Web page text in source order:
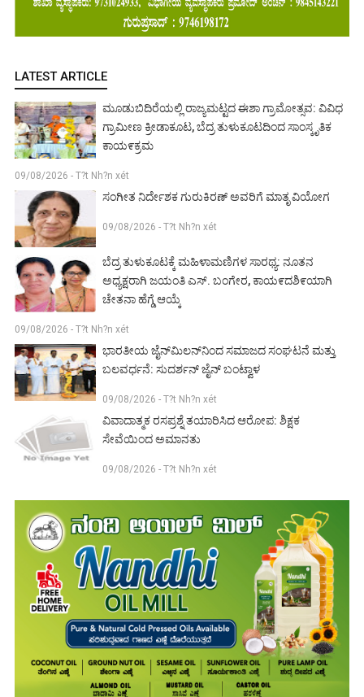
LATEST ARTICLE
ಮೂಡುಬಿದಿರೆಯಲ್ಲಿ ರಾಜ್ಯಮಟ್ಟದ ಈಶಾ ಗ್ರಾಮೋತ್ಸವ: ವಿವಿಧ
ಗ್ರಾಮೀಣ ಕ್ರೀಡಾಕೂಟ, ಬೆದ್ರ ತುಳುಕೂಟದಿಂದ ಸಾಂಸ್ಕೃತಿಕ
ಕಾಯ೯ಕ್ರಮ
09/08/2026 - T?t Nh?n xét
ಸಂಗೀತ ನಿರ್ದೇಶಕ ಗುರುಕಿರಣ್ ಅವರಿಗೆ ಮಾತೃ ವಿಯೋಗ
09/08/2026 - T?t Nh?n xét
ಬೆದ್ರ ತುಳುಕೂಟಕ್ಕೆ ಮಹಿಳಾಮಣಿಗಳ ಸಾರಥ್ಯ: ನೂತನ
ಅಧ್ಯಕ್ಷರಾಗಿ ಜಯಂತಿ ಎಸ್. ಬಂಗೇರ, ಕಾಯ೯ದಶಿ೯ಯಾಗಿ
ಚೇತನಾ ಹೆಗ್ಡೆ ಆಯ್ಕೆ
09/08/2026 - T?t Nh?n xét
ಭಾರತೀಯ ಜೈನ್‌ಮಿಲನ್‌ನಿಂದ ಸಮಾಜದ ಸಂಘಟನೆ ಮತ್ತು
ಬಲವರ್ಧನೆ: ಸುದರ್ಶನ್ ಜೈನ್ ಬಂಟ್ವಾಳ
09/08/2026 - T?t Nh?n xét
ವಿವಾದಾತ್ಮಕ ರಸಪ್ರಶ್ನೆ ತಯಾರಿಸಿದ ಆರೋಪ: ಶಿಕ್ಷಕ
ಸೇವೆಯಿಂದ ಅಮಾನತು
09/08/2026 - T?t Nh?n xét